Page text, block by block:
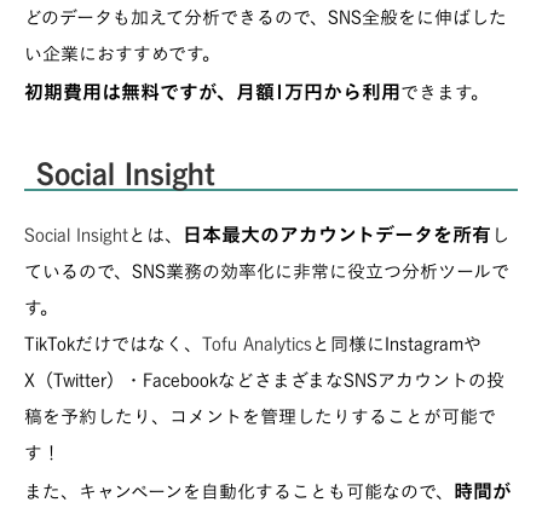
どのデータも加えて分析できるので、SNS全般をに伸ばした
い企業におすすめです。
初期費用は無料ですが、月額1万円から利用できます。
Social Insight
Social Insightとは、 日本最大のアカウントデータを所有 し
ているので、SNS業務の効率化に非常に役立つ分析ツールで
す。
TikTokだけではなく、 Tofu Analyticsと同様にInstagramや
X（Twitter）・FacebookなどさまざまなSNSアカウントの投
稿を予約したり、コメントを管理したりすることが可能で
す！
また、キャンペーンを自動化することも可能なので、 時間が